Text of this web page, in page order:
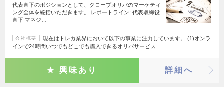
代表直下のポジションとして、クローブオリパのマーケティ
ング全体を統括いただきます。 レポートライン: 代表取締役
直下 マネジ…
会社概要
現在はトレカ業界において以下の事業に注力しています。 (1)オンラ
インで24時間いつでもどこでも購入できるオリパサービス「…
興味あり 詳細へ